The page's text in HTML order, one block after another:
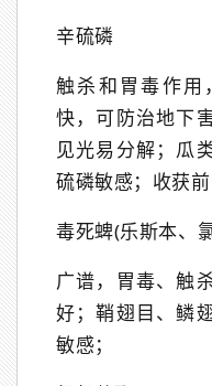
辛硫磷
触杀和胃毒作用
快，可防治地下
见光易分解；瓜
硫磷敏感；收获前
毒死蜱(乐斯本、
广谱，胃毒、触
好；鞘翅目、鳞
敏感；